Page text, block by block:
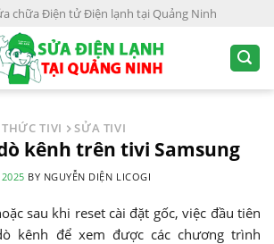
chữa Điện tử Điện lạnh tại Quảng Ninh
TIVI SỬA TIVI
kênh trên tivi Samsung
BY NGUYỄN DIỆN LICOGI
sau khi reset cài đặt gốc, việc đầu tiên
kênh để xem được các chương trình